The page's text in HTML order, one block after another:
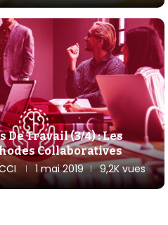
Travail (3/4) : Les
Collaboratives
1 mai 2019 9,2K vues